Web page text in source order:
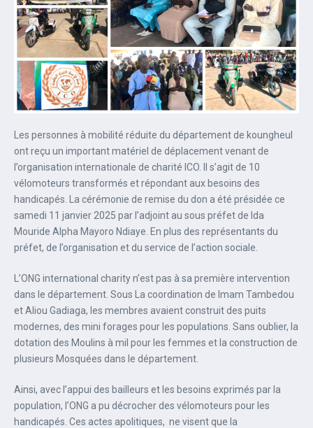
Les personnes à mobilité réduite du département de koungheul
ont reçu un important matériel de déplacement venant de
l’organisation internationale de charité ICO. Il s’agit de 10
vélomoteurs transformés et répondant aux besoins des
handicapés. La cérémonie de remise du don a été présidée ce
samedi 11 janvier 2025 par l’adjoint au sous préfet de Ida
Mouride Alpha Mayoro Ndiaye. En plus des représentants du
préfet, de l’organisation et du service de l’action sociale.
L’ONG international charity n’est pas à sa première intervention
dans le département. Sous La coordination de Imam Tambedou
et Aliou Gadiaga, les membres avaient construit des puits
modernes, des mini forages pour les populations. Sans oublier, la
dotation des Moulins à mil pour les femmes et la construction de
plusieurs Mosquées dans le département.
Ainsi, avec l’appui des bailleurs et les besoins exprimés par la
population, l’ONG a pu décrocher des vélomoteurs pour les
handicapés. Ces actes apolitiques, ne visent que la